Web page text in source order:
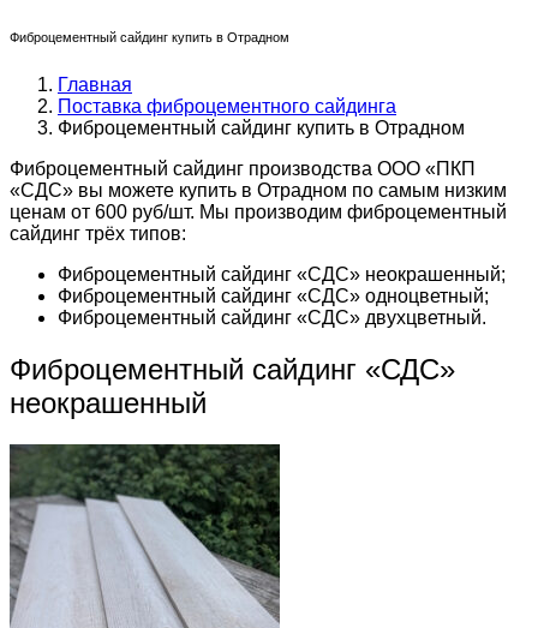
Фиброцементный сайдинг купить в Отрадном
Главная
Поставка фиброцементного сайдинга
Фиброцементный сайдинг купить в Отрадном
Фиброцементный сайдинг производства ООО «ПКП
«СДС» вы можете купить в Отрадном по самым низким
ценам от 600 руб/шт. Мы производим фиброцементный
сайдинг трёх типов:
Фиброцементный сайдинг «СДС» неокрашенный;
Фиброцементный сайдинг «СДС» одноцветный;
Фиброцементный сайдинг «СДС» двухцветный.
Фиброцементный сайдинг «СДС»
неокрашенный